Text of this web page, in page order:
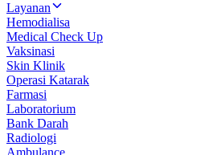
Layanan
Hemodialisa
Medical Check Up
Vaksinasi
Skin Klinik
Operasi Katarak
Farmasi
Laboratorium
Bank Darah
Radiologi
Ambulance